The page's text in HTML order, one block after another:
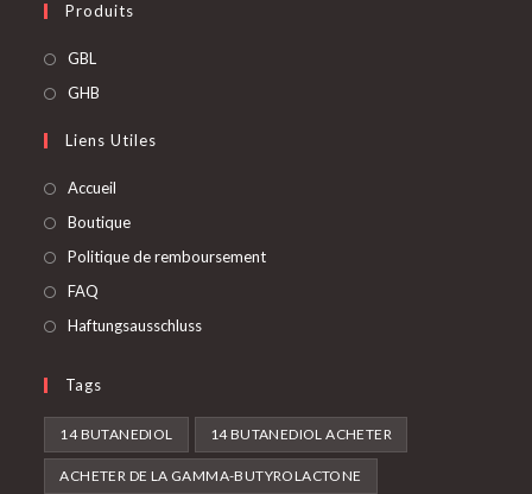
Produits
GBL
dans
nouvel
GHB
un
nouvel
Liens Utiles
Accueil
Boutique
Politique de remboursement
FAQ
Haftungsausschluss
Tags
14 BUTANEDIOL 14 BUTANEDIOL ACHETER
ACHETER DE LA GAMMA-BUTYROLACTONE